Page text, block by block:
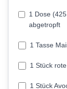
1 Dose
abgetropft
1 Tasse
1 Stück
1 Stück